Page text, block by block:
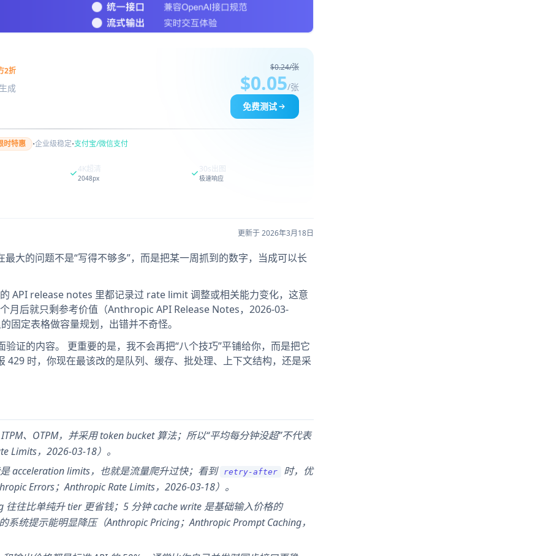
2折
成
$0.24/张
$0.05/张
免费测试
时特惠 ·企业级稳定·支付宝/微信支付
4K超清
2048px
30s出图
极速响应
更新于 2026年3月18日
大的问题不是“写得不够多”，而是把某一周抓到的数字，当成可以长
API release notes 里都记录过 rate limit 调整或相关能力变化，这意
月后就只剩参考价值（Anthropic API Release Notes，2026-03-
固定表格做容量规划，出错并不奇怪。
证的内容。 更重要的是，我不会再把“八个技巧”平铺给你，而是把它
429 时，你现在最该改的是队列、缓存、批处理、上下文结构，还是采
、OTPM，并采用 token bucket 算法；所以“平均每分钟没超”不代表
Limits，2026-03-18）。
acceleration limits，也就是流量爬升过快；看到 retry-after
时，优
Errors；Anthropic Rate Limits，2026-03-18）。
往比单纯升 tier 更省钱；5 分钟 cache write 是基础输入价格的
系统提示能明显降压（Anthropic Pricing；Anthropic Prompt Caching，